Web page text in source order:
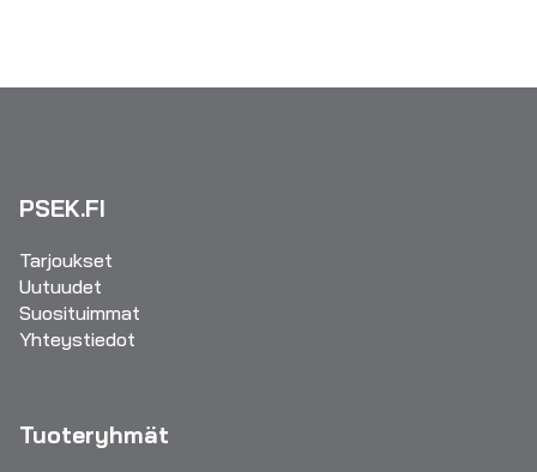
PSEK.FI
Tarjoukset
Uutuudet
Suosituimmat
Yhteystiedot
Tuoteryhmät